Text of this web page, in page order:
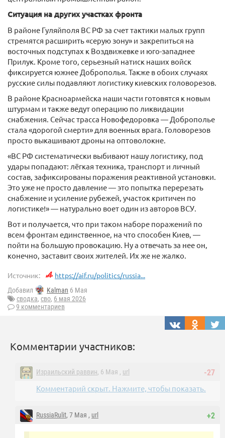
Ситуация на других участках фронта
В районе Гуляйполя ВС РФ за счет тактики малых групп
стремятся расширить «серую зону» и закрепиться на
восточных подступах к Воздвижевке и юго-западнее
Прилук. Кроме того, серьезный натиск наших войск
фиксируется южнее Доброполья. Также в обоих случаях
русские силы подавляют логистику киевских головорезов.
В районе Красноармейска наши части готовятся к новым
штурмам и также ведут операцию по ликвидации
снабжения. Сейчас трасса Новофедоровка — Доброполье
стала «дорогой смерти» для военных врага. Головорезов
просто выкашивают дроны на оптоволокне.
«ВС РФ систематически выбивают нашу логистику, под
удары попадают: лёгкая техника, транспорт и личный
состав, зафиксированы поражения реактивной установки.
Это уже не просто давление — это попытка перерезать
снабжение и усиление рубежей, участок критичен по
логистике!» — натурально воет один из авторов ВСУ.
Вот и получается, что при таком наборе поражений по
всем фронтам единственное, на что способен Киев, —
пойти на большую провокацию. Ну а отвечать за нее он,
конечно, заставит своих жителей. Их же не жалко.
Источник: https://aif.ru/politics/russia...
Добавил Kalman 6 Мая
сводка, сво, 6 мая 2026
9 комментариев
Комментарии участников:
-27
Израильский раввин, 6 Мая , url
Комментарий скрыт. Нажмите, чтобы показать.
+2
RussiaRulit, 7 Мая , url